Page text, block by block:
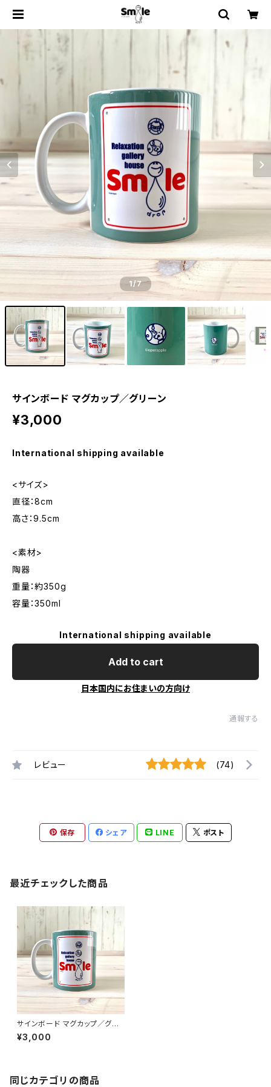
1/7
サインボード マグカップ／グリーン
¥3,000
International shipping available
<サイズ>
直径：8cm
高さ：9.5cm
<素材>
陶器
重量：約350g
容量：350ml
International shipping available
Add to cart
日本国内にお住まいの方向け
通報する
レビュー (74)
保存 シェア LINE ポスト
最近チェックした商品
サインボード マグカップ／グリ
ーン
¥3,000
同じカテゴリの商品